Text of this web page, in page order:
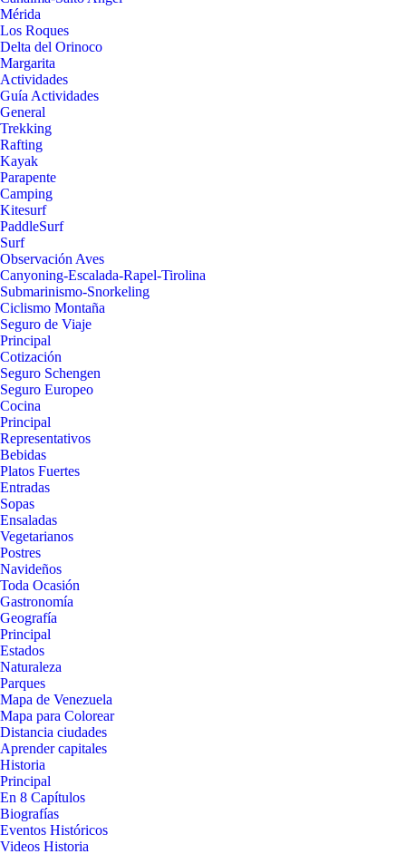
Mérida
Los Roques
Delta del Orinoco
Margarita
Actividades
Guía Actividades
General
Trekking
Rafting
Kayak
Parapente
Camping
Kitesurf
PaddleSurf
Surf
Observación Aves
Canyoning-Escalada-Rapel-Tirolina
Submarinismo-Snorkeling
Ciclismo Montaña
Seguro de Viaje
Principal
Cotización
Seguro Schengen
Seguro Europeo
Cocina
Principal
Representativos
Bebidas
Platos Fuertes
Entradas
Sopas
Ensaladas
Vegetarianos
Postres
Navideños
Toda Ocasión
Gastronomía
Geografía
Principal
Estados
Naturaleza
Parques
Mapa de Venezuela
Mapa para Colorear
Distancia ciudades
Aprender capitales
Historia
Principal
En 8 Capítulos
Biografías
Eventos Históricos
Videos Historia